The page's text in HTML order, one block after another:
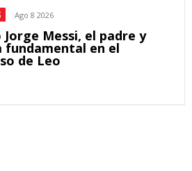
Ago 8 2026
Jorge Messi, el padre y
fundamental en el
de Leo